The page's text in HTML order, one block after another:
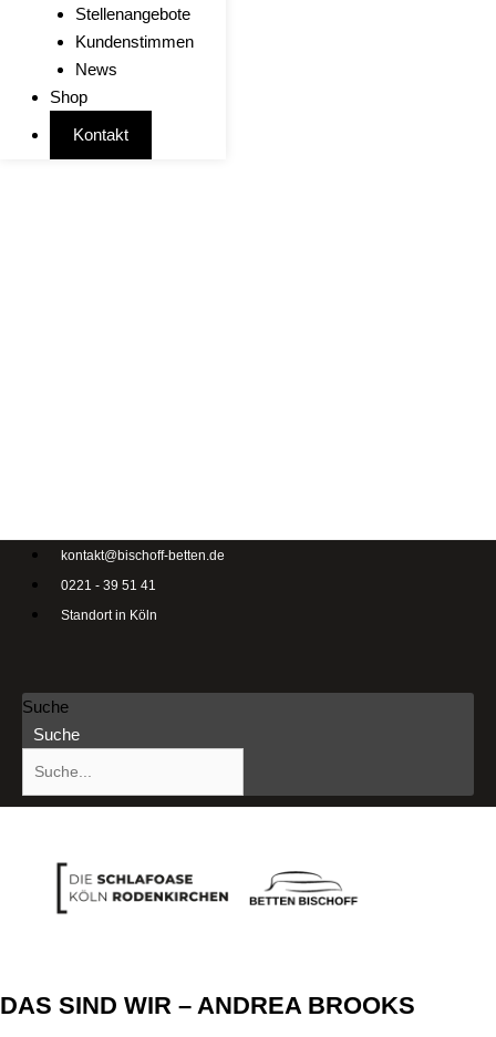
Stellenangebote
Kundenstimmen
News
Shop
Kontakt
kontakt@bischoff-betten.de
0221 - 39 51 41
Standort in Köln
Suche
Suche
DAS SIND WIR – ANDREA BROOKS